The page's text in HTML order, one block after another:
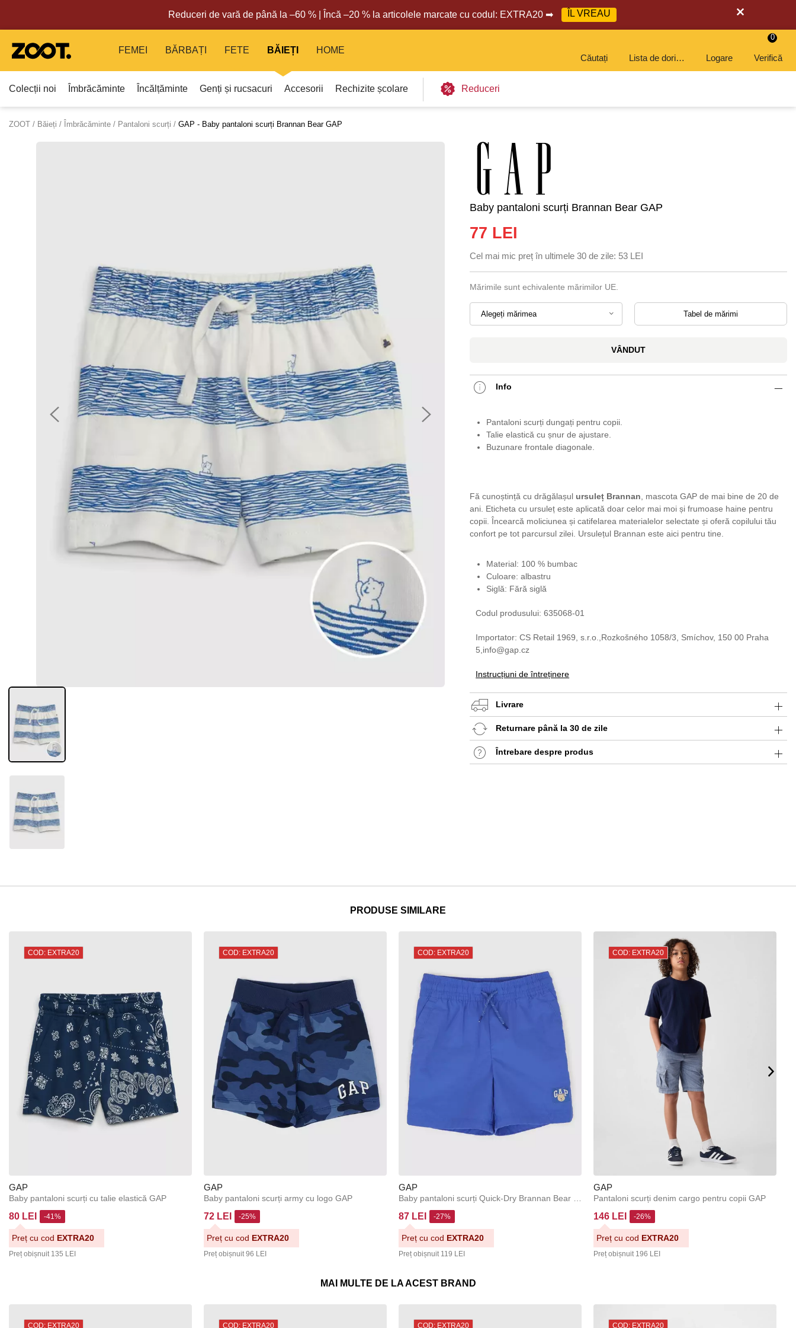
Reduceri de vară de până la –60 % | Încă –20 % la articolele marcate cu codul: EXTRA20 ➡ ÎL VREAU
FEMEI BĂRBAȚI FETE BĂIEȚI
Colecții noi Îmbrăcăminte Încălțăminte Genți și rucsacuri Accesorii Rechizite școlare Reduceri
HOME
Căutați Lista de dorințe Logare Verifică
0
ZOOT Băieți Îmbrăcăminte Pantaloni scurți GAP - Baby pantaloni scurți Brannan Bear GAP
Baby pantaloni scurți Brannan Bear GAP
77 LEI
Cel mai mic preț în ultimele 30 de zile: 53 LEI
Mărimile sunt echivalente mărimilor UE.
Alegeți mărimea Tabel de mărimi
VÂNDUT
Info
Pantaloni scurți dungați pentru copii.
Talie elastică cu șnur de ajustare.
Buzunare frontale diagonale.
Fă cunoștință cu drăgălașul ursuleț Brannan , mascota GAP de mai bine de 20 de
ani. Eticheta cu ursuleț este aplicată doar celor mai moi și frumoase haine pentru
copii. Încearcă moliciunea și catifelarea materialelor selectate și oferă copilului tău
confort pe tot parcursul zilei. Ursulețul Brannan este aici pentru tine.
Material: 100 % bumbac
Culoare: albastru
Siglă: Fără siglă
Codul produsului: 635068-01
Importator: CS Retail 1969, s.r.o.,Rozkošného 1058/3, Smíchov, 150 00 Praha
5,info@gap.cz
Instrucțiuni de întreținere
Livrare
Returnare până la 30 de zile
Întrebare despre produs
PRODUSE SIMILARE
COD: EXTRA20
GAP
Baby pantaloni scurți cu talie elastică GAP
80 LEI
Preț obișnuit 135 LEI
-41%
Preț cu cod EXTRA20
COD: EXTRA20
GAP
Baby pantaloni scurți army cu logo GAP
72 LEI
Preț obișnuit 96 LEI
-25%
Preț cu cod EXTRA20
COD: EXTRA20
GAP
87 LEI
Preț obișnuit 119 LEI
-27%
Preț cu cod EXTRA20
COD: EXTRA20
GAP
Pantaloni scurți denim cargo pentru copii GAP
146 LEI
Preț obișnuit 196 LEI
-26%
Preț cu cod EXTRA20
MAI MULTE DE LA ACEST BRAND
COD: EXTRA20 COD: EXTRA20 COD: EXTRA20 COD: EXTRA20